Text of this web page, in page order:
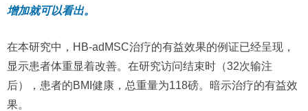
增加就可以看出。
在本研究中，HB-adMSC治疗的有益效果的例证已经呈现，
显示患者体重显着改善。在研究访问结束时（32次输注
后），患者的BMI健康，总重量为118磅。暗示治疗的有益效
果。